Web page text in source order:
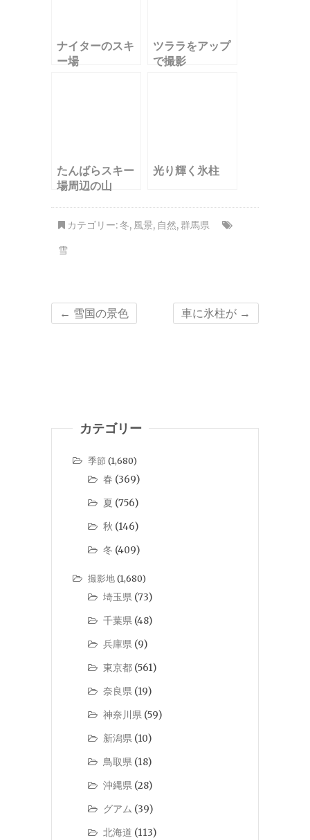
ナイターのスキ
ー場
ツララをアップ
で撮影
たんばらスキー
場周辺の山
光り輝く氷柱
カテゴリー:冬, 風景, 自然, 群馬県
雪
← 雪国の景色 車に氷柱が →
カテゴリー
季節 (1,680)
春 (369)
夏 (756)
秋 (146)
冬 (409)
撮影地(1,680)
埼玉県 (73)
千葉県 (48)
兵庫県 (9)
東京都 (561)
奈良県 (19)
神奈川県 (59)
新潟県 (10)
鳥取県 (18)
沖縄県 (28)
グアム (39)
北海道 (113)